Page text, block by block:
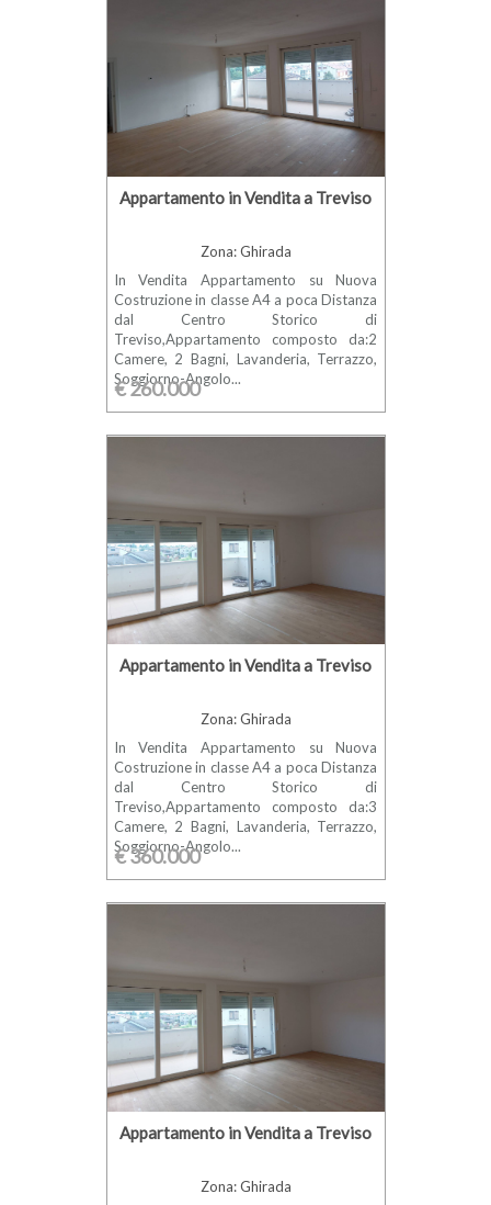
Appartamento in Vendita a Treviso
Zona: Ghirada
In Vendita Appartamento su Nuova
Costruzione in classe A4 a poca Distanza
dal Centro Storico di
Treviso,Appartamento composto da:2
Camere, 2 Bagni, Lavanderia, Terrazzo,
Soggiorno-Angolo...
€ 260.000
Appartamento in Vendita a Treviso
Zona: Ghirada
In Vendita Appartamento su Nuova
Costruzione in classe A4 a poca Distanza
dal Centro Storico di
Treviso,Appartamento composto da:3
Camere, 2 Bagni, Lavanderia, Terrazzo,
Soggiorno-Angolo...
€ 360.000
Appartamento in Vendita a Treviso
Zona: Ghirada